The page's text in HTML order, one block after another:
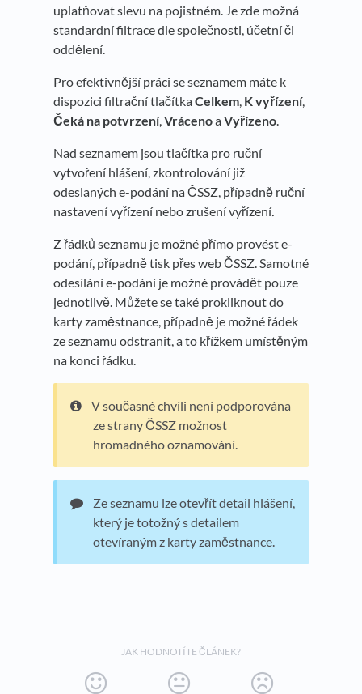
uplatňovat slevu na pojistném. Je zde možná
standardní filtrace dle společnosti, účetní či
oddělení.
Pro efektivnější práci se seznamem máte k
dispozici filtrační tlačítkaCelkem, K vyřízení,
Čeká na potvrzení,VrácenoaVyřízeno.
Nad seznamem jsou tlačítka pro ruční
vytvoření hlášení, zkontrolování již
odeslaných e-podání na ČSSZ, případně ruční
nastavení vyřízení nebo zrušení vyřízení.
Z řádků seznamu je možné přímo provést e-
podání, případně tisk přes web ČSSZ. Samotné
odesílání e-podání je možné provádět pouze
jednotlivě. Můžete se také prokliknout do
karty zaměstnance, případně je možné řádek
ze seznamu odstranit, a to křížkem umístěným
na konci řádku.
V současné chvíli není podporována
ze strany ČSSZ možnost
hromadného oznamování.
Ze seznamu lze otevřít detail hlášení,
který je totožný s detailem
otevíraným z karty zaměstnance.
JAK HODNOTÍTE ČLÁNEK?